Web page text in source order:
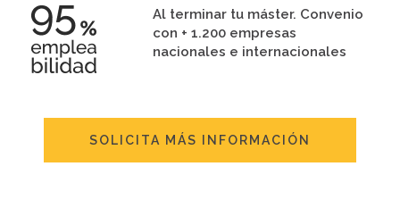
Al terminar tu máster. Convenio
con + 1.200 empresas
nacionales e internacionales
SOLICITA MÁS INFORMACIÓN